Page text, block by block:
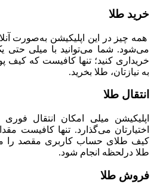
خرید طلا
همه چیز در این اپلیکیشن به‌صورت
می‌شود. شما می‌توانید با میلی حتی
خریداری کنید؛ تنها کافیست که کیف
به نیازتان، طلا بخرید.
انتقال طلا
اپلیکیشن میلی امکان انتقال
اختیارتان می‌گذارد. تنها کافیست
کیف طلای حساب کاربری مقصد را
طلا درلحظه انجام شود.
فروش طلا